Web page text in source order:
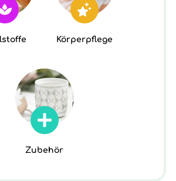
Körperpflege
Zubehör